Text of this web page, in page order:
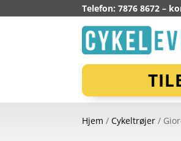
Telefon: 7876 8672 –
Hjem /Cykeltrøjer /